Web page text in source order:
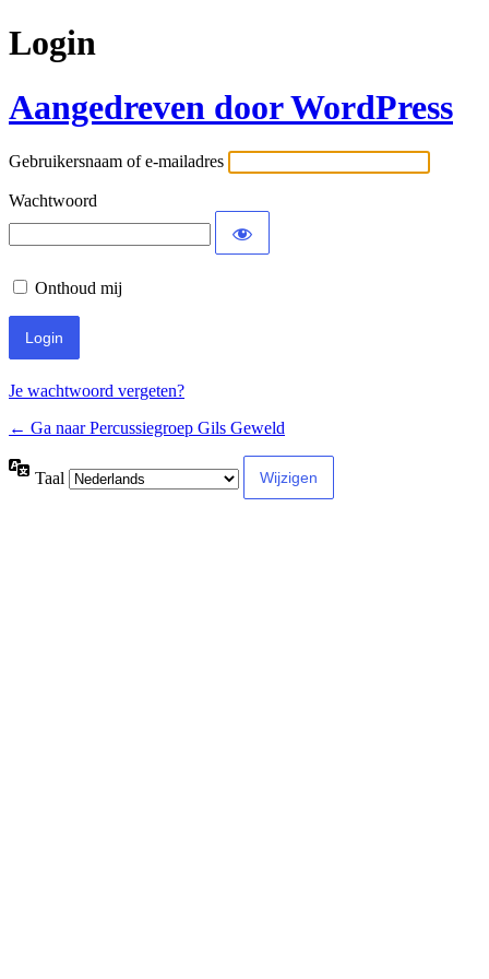
Login
Aangedreven door WordPress
Gebruikersnaam of e-mailadres
Wachtwoord
Onthoud mij
Je wachtwoord vergeten?
← Ga naar Percussiegroep Gils Geweld
Taal